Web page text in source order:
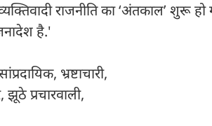
व्यक्तिवादी राजनीति का ‘अंतकाल’ शुरू
है.'
भ्रष्टाचारी,
झूठे प्रचारवाली,